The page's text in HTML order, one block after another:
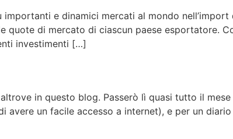
e dinamici mercati al mondo
quote di mercato di ciascun paese esportatore.
investimenti […]
in questo blog. Passerò lì quasi tutto il mese
avere un facile accesso a internet), e per un